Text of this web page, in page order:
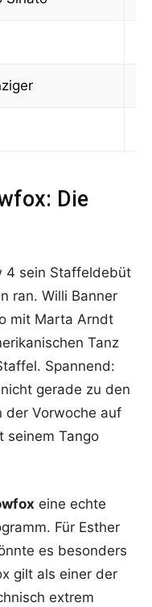
Die
4 sein Staffeldebüt
ran. Willi Banner
mit Marta Arndt
Tanz
Spannend:
gerade zu den
der Vorwoche auf
seinem Tango
eine echte
Für Esther
es besonders
gilt als einer der
extrem